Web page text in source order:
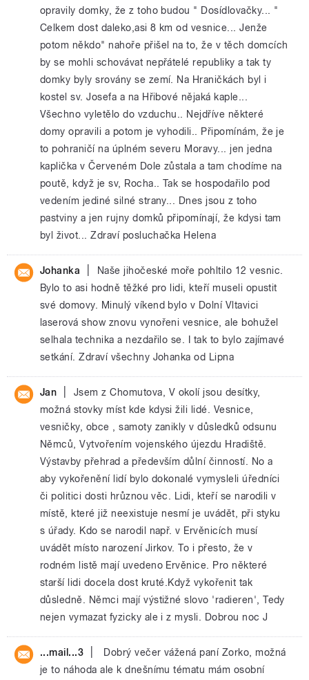
opravily domky, že z toho budou " Dosídlovačky... "
Celkem dost daleko,asi 8 km od vesnice... Jenže
potom někdo" nahoře přišel na to, že v těch domcích
by se mohli schovávat nepřátelé republiky a tak ty
domky byly srovány se zemí. Na Hraničkách byl i
kostel sv. Josefa a na Hřibové nějaká kaple...
Všechno vyletělo do vzduchu.. Nejdříve některé
domy opravili a potom je vyhodili.. Připomínám, že je
to pohraničí na úplném severu Moravy... jen jedna
kaplička v Červeném Dole zůstala a tam chodíme na
poutě, když je sv, Rocha.. Tak se hospodařilo pod
vedením jediné silné strany... Dnes jsou z toho
pastviny a jen rujny domků připomínají, že kdysi tam
byl život... Zdraví posluchačka Helena
Johanka
Naše jihočeské moře pohltilo 12 vesnic.
Bylo to asi hodně těžké pro lidi, kteří museli opustit
své domovy. Minulý víkend bylo v Dolní Vltavici
laserová show znovu vynořeni vesnice, ale bohužel
selhala technika a nezdařilo se. I tak to bylo zajímavé
setkání. Zdraví všechny Johanka od Lipna
Jan
Jsem z Chomutova, V okolí jsou desítky,
možná stovky míst kde kdysi žili lidé. Vesnice,
vesničky, obce , samoty zanikly v důsledků odsunu
Němců, Vytvořením vojenského újezdu Hradiště.
Výstavby přehrad a především důlní činností. No a
aby vykořenění lidí bylo dokonalé vymysleli úředníci
či politici dosti hrůznou věc. Lidi, kteří se narodili v
místě, které již neexistuje nesmí je uvádět, při styku
s úřady. Kdo se narodil např. v Ervěnicích musí
uvádět místo narození Jirkov. To i přesto, že v
rodném listě mají uvedeno Ervěnice. Pro některé
starší lidi docela dost kruté.Když vykořenit tak
důsledně. Němci mají výstižné slovo 'radieren', Tedy
nejen vymazat fyzicky ale i z mysli. Dobrou noc J
...mail...3
Dobrý večer vážená paní Zorko, možná
je to náhoda ale k dnešnímu tématu mám osobní